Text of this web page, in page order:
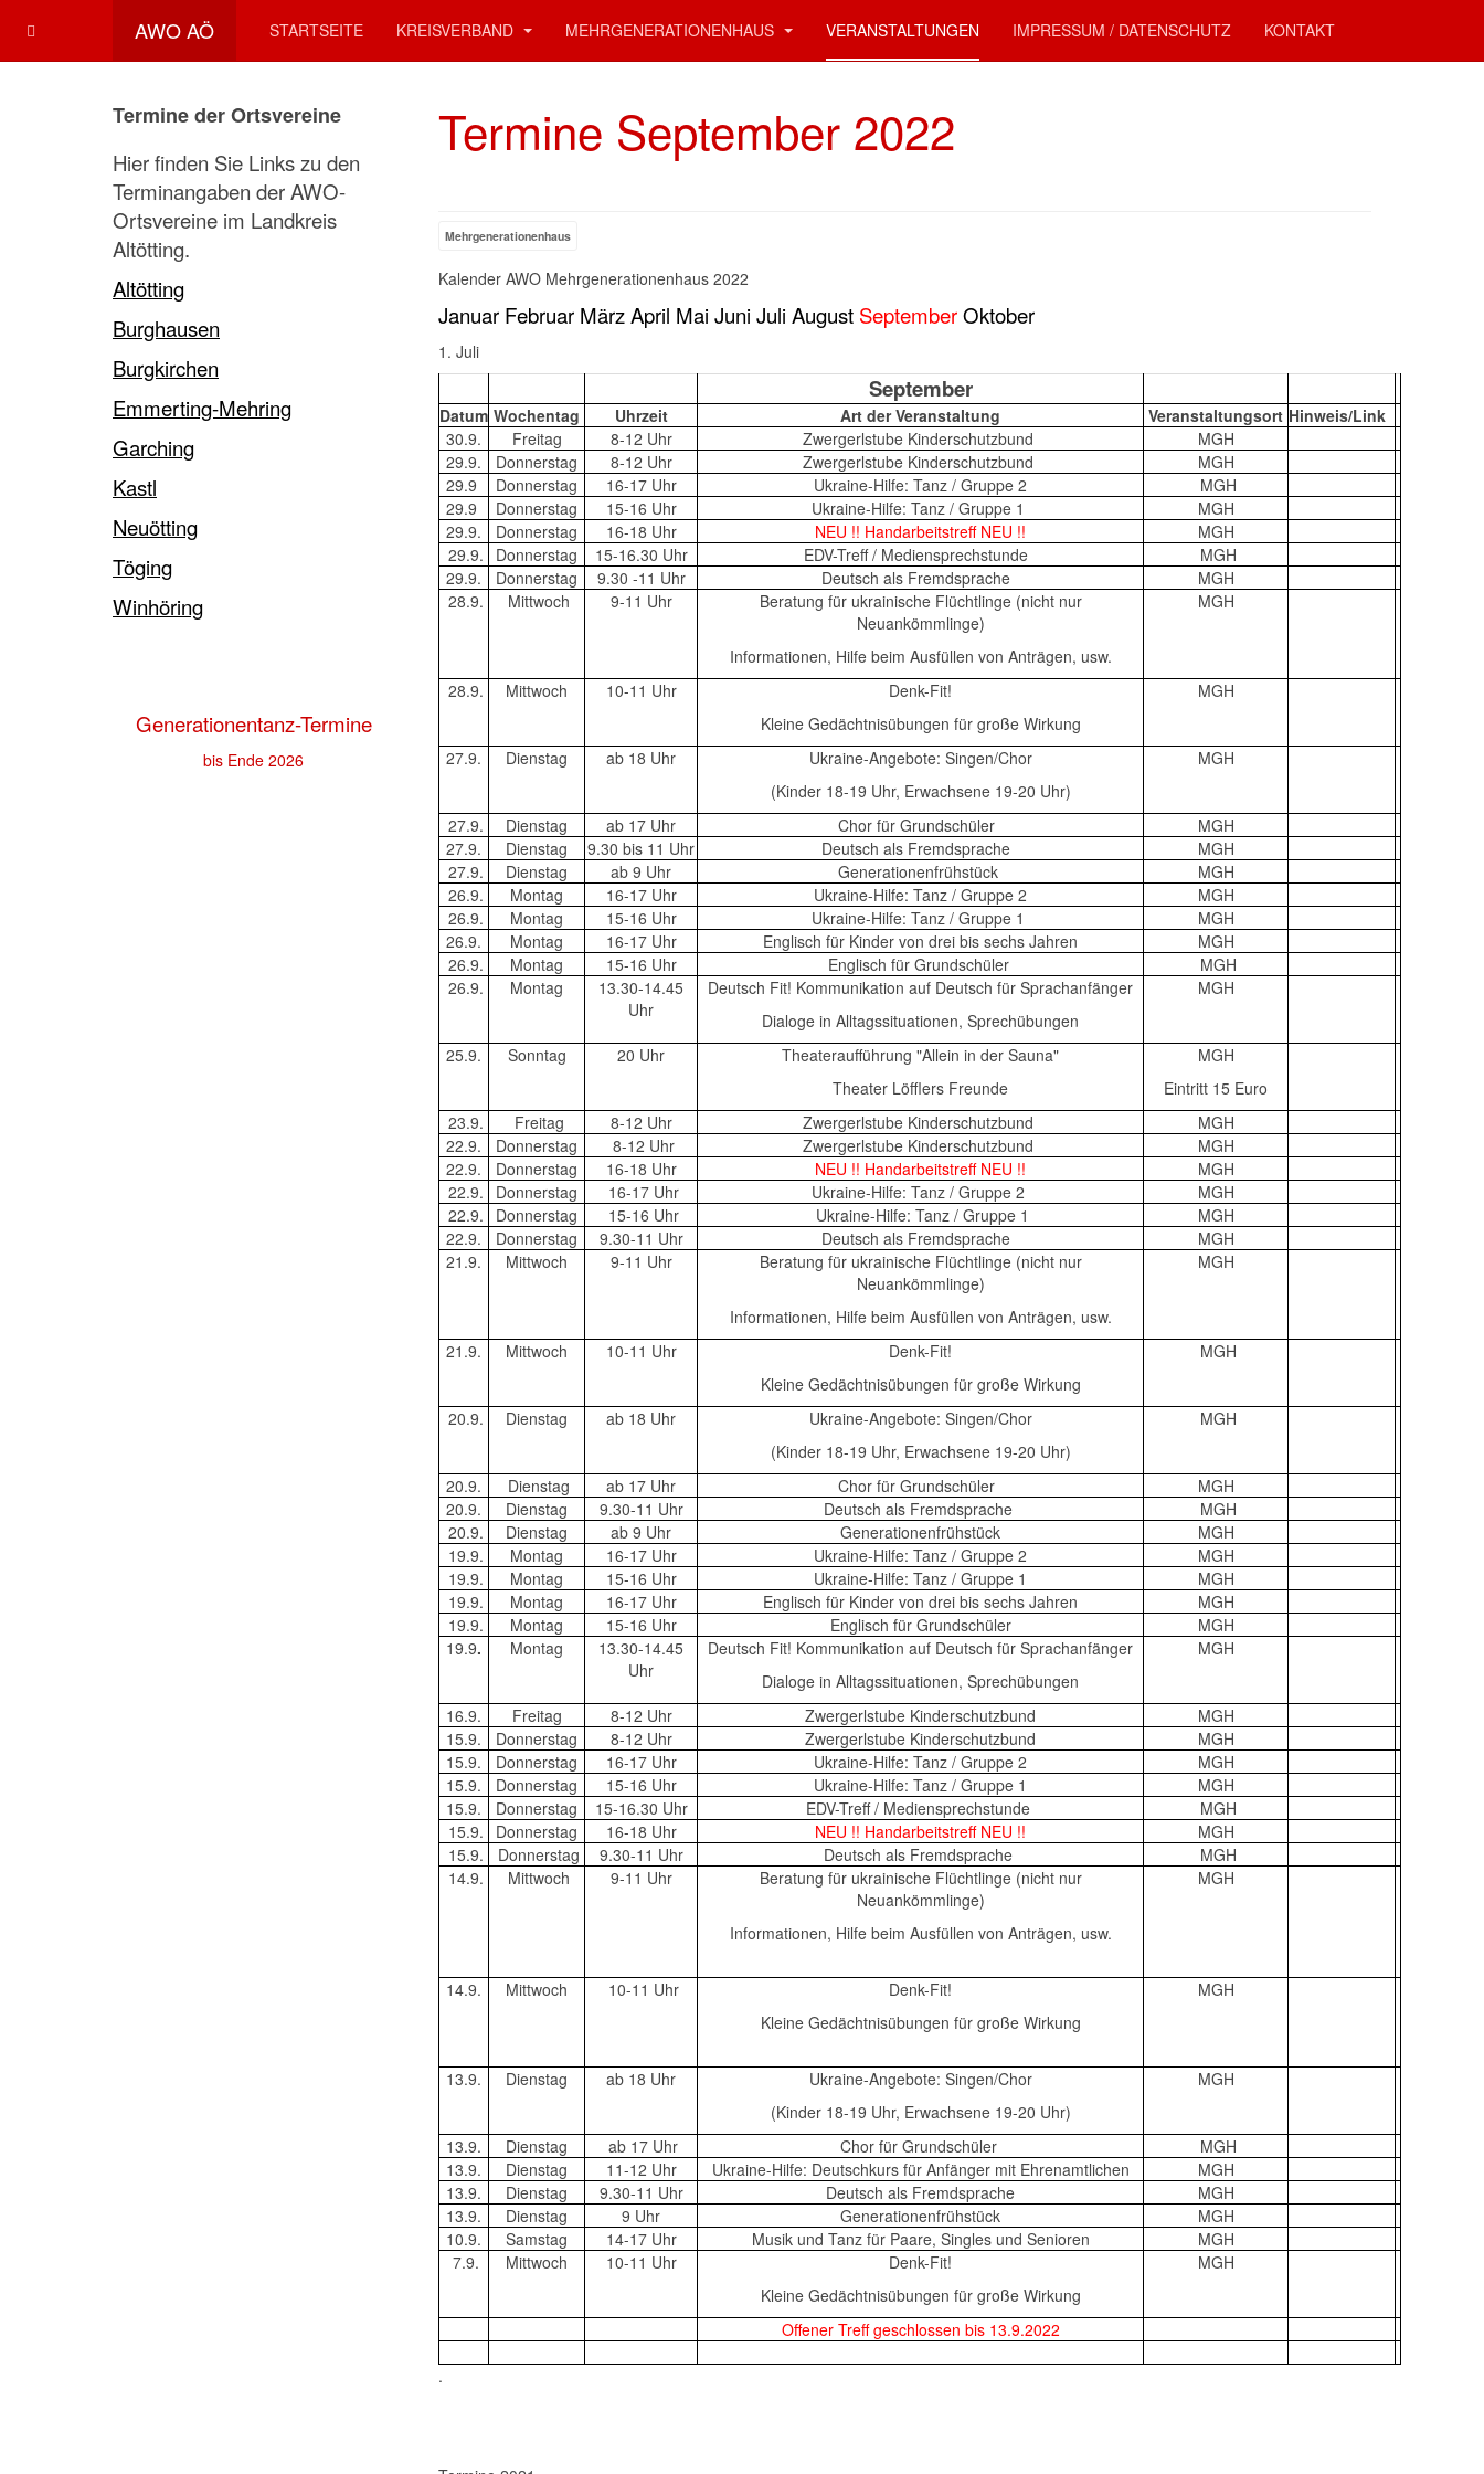
AWO AÖ STARTSEITE KREISVERBAND MEHRGENERATIONENHAUS VERANSTALTUNGEN IMPRESSUM / DATENSCHUTZ KONTAKT
Termine September 2022
Mehrgenerationenhaus
Kalender AWO Mehrgenerationenhaus 2022
Januar Februar MärzApril Mai Juni Juli August SeptemberOktober
1. Juli
September
Datum Wochentag Uhrzeit Art der Veranstaltung Veranstaltungsort Hinweis/Link
30.9.
Freitag 8-12 Uhr Zwergerlstube Kinderschutzbund
MGH
29.9.
Donnerstag 8-12 Uhr Zwergerlstube Kinderschutzbund
MGH
29.9
Donnerstag 16-17 Uhr Ukraine-Hilfe: Tanz / Gruppe 2
MGH
29.9
Donnerstag 15-16 Uhr Ukraine-Hilfe: Tanz / Gruppe 1
MGH
29.9.
Donnerstag 16-18 Uhr NEU !! Handarbeitstreff NEU !!
MGH
29.9.
Donnerstag 15-16.30 Uhr EDV-Treff / Mediensprechstunde
MGH
29.9.
Donnerstag 9.30 -11 Uhr Deutsch als Fremdsprache
MGH
28.9.
Mittwoch 9-11 Uhr
Beratung für ukrainische Flüchtlinge (nicht nur
Neuankömmlinge)
Informationen, Hilfe beim Ausfüllen von Anträgen, usw.
MGH
28.9. Mittwoch 10-11 Uhr
Denk-Fit!
Kleine Gedächtnisübungen für große Wirkung
MGH
27.9. Dienstag ab 18 Uhr
Ukraine-Angebote: Singen/Chor
(Kinder 18-19 Uhr, Erwachsene 19-20 Uhr)
MGH
27.9. Dienstag ab 17 Uhr Chor für Grundschüler
MGH
27.9.
Dienstag 9.30 bis 11 Uhr Deutsch als Fremdsprache
MGH
27.9.
Dienstag ab 9 Uhr Generationenfrühstück
MGH
26.9.
Montag 16-17 Uhr Ukraine-Hilfe: Tanz / Gruppe 2
MGH
26.9.
Montag 15-16 Uhr Ukraine-Hilfe: Tanz / Gruppe 1
MGH
26.9.
Montag 16-17 Uhr Englisch für Kinder von drei bis sechs Jahren
MGH
26.9.
Montag 15-16 Uhr Englisch für Grundschüler
MGH
26.9.
Montag
13.30-14.45
Uhr
Deutsch Fit! Kommunikation auf Deutsch für Sprachanfänger
Dialoge in Alltagssituationen, Sprechübungen
MGH
25.9. Sonntag 20 Uhr
Theateraufführung "Allein in der Sauna"
Theater Löfflers Freunde
MGH
Eintritt 15 Euro
23.9.
Freitag 8-12 Uhr Zwergerlstube Kinderschutzbund
MGH
22.9.
Donnerstag 8-12 Uhr Zwergerlstube Kinderschutzbund
MGH
22.9.
Donnerstag 16-18 Uhr NEU !! Handarbeitstreff NEU !!
MGH
22.9.
Donnerstag 16-17 Uhr Ukraine-Hilfe: Tanz / Gruppe 2
MGH
22.9.
Donnerstag 15-16 Uhr Ukraine-Hilfe: Tanz / Gruppe 1
MGH
22.9.
Donnerstag 9.30-11 Uhr Deutsch als Fremdsprache
MGH
21.9.
Mittwoch 9-11 Uhr
Beratung für ukrainische Flüchtlinge (nicht nur
Neuankömmlinge)
Informationen, Hilfe beim Ausfüllen von Anträgen, usw.
MGH
21.9. Mittwoch 10-11 Uhr
Denk-Fit!
Kleine Gedächtnisübungen für große Wirkung
MGH
20.9. Dienstag ab 18 Uhr
Ukraine-Angebote: Singen/Chor
(Kinder 18-19 Uhr, Erwachsene 19-20 Uhr)
MGH
20.9. Dienstag ab 17 Uhr Chor für Grundschüler
MGH
20.9.
Dienstag 9.30-11 Uhr Deutsch als Fremdsprache
MGH
20.9.
Dienstag ab 9 Uhr Generationenfrühstück
MGH
19.9.
Montag 16-17 Uhr Ukraine-Hilfe: Tanz / Gruppe 2
MGH
19.9.
Montag 15-16 Uhr Ukraine-Hilfe: Tanz / Gruppe 1
MGH
19.9.
Montag 16-17 Uhr Englisch für Kinder von drei bis sechs Jahren
MGH
19.9.
Montag 15-16 Uhr Englisch für Grundschüler
MGH
19.9. Montag
13.30-14.45
Uhr
Deutsch Fit! Kommunikation auf Deutsch für Sprachanfänger
Dialoge in Alltagssituationen, Sprechübungen
MGH
16.9. Freitag 8-12 Uhr Zwergerlstube Kinderschutzbund
MGH
15.9.
Donnerstag 8-12 Uhr Zwergerlstube Kinderschutzbund
MGH
15.9.
Donnerstag 16-17 Uhr Ukraine-Hilfe: Tanz / Gruppe 2
MGH
15.9.
Donnerstag 15-16 Uhr Ukraine-Hilfe: Tanz / Gruppe 1
MGH
15.9.
Donnerstag 15-16.30 Uhr EDV-Treff / Mediensprechstunde
MGH
15.9.
Donnerstag 16-18 Uhr NEU !! Handarbeitstreff NEU !!
MGH
15.9.
Donnerstag 9.30-11 Uhr Deutsch als Fremdsprache
MGH
14.9.
Mittwoch 9-11 Uhr
Beratung für ukrainische Flüchtlinge (nicht nur
Neuankömmlinge)
Informationen, Hilfe beim Ausfüllen von Anträgen, usw.
MGH
14.9. Mittwoch 10-11 Uhr
Denk-Fit!
Kleine Gedächtnisübungen für große Wirkung
MGH
13.9. Dienstag ab 18 Uhr
Ukraine-Angebote: Singen/Chor
(Kinder 18-19 Uhr, Erwachsene 19-20 Uhr)
MGH
13.9. Dienstag ab 17 Uhr Chor für Grundschüler
MGH
13.9.
Dienstag 11-12 Uhr Ukraine-Hilfe: Deutschkurs für Anfänger mit Ehrenamtlichen
MGH
13.9.
Dienstag 9.30-11 Uhr Deutsch als Fremdsprache
MGH
13.9.
Dienstag 9 Uhr Generationenfrühstück
MGH
10.9.
Samstag 14-17 Uhr Musik und Tanz für Paare, Singles und Senioren
MGH
7.9.
Mittwoch 10-11 Uhr
Denk-Fit!
Kleine Gedächtnisübungen für große Wirkung
MGH
Offener Treff geschlossen bis 13.9.2022
.
Termine der Ortsvereine
Hier finden Sie Links zu den
Terminangaben der AWO-
Ortsvereine im Landkreis
Altötting.
Altötting
Burghausen
Burgkirchen
Emmerting-Mehring
Garching
Kastl
Neuötting
Töging
Winhöring
Generationentanz-Termine
bis Ende 2026